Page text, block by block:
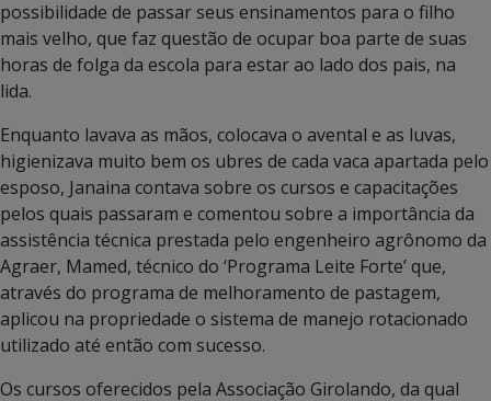
possibilidade de passar seus ensinamentos para o filho
mais velho, que faz questão de ocupar boa parte de suas
horas de folga da escola para estar ao lado dos pais, na
lida.
Enquanto lavava as mãos, colocava o avental e as luvas,
higienizava muito bem os ubres de cada vaca apartada pelo
esposo, Janaina contava sobre os cursos e capacitações
pelos quais passaram e comentou sobre a importância da
assistência técnica prestada pelo engenheiro agrônomo da
Agraer, Mamed, técnico do ‘Programa Leite Forte’ que,
através do programa de melhoramento de pastagem,
aplicou na propriedade o sistema de manejo rotacionado
utilizado até então com sucesso.
Os cursos oferecidos pela Associação Girolando, da qual